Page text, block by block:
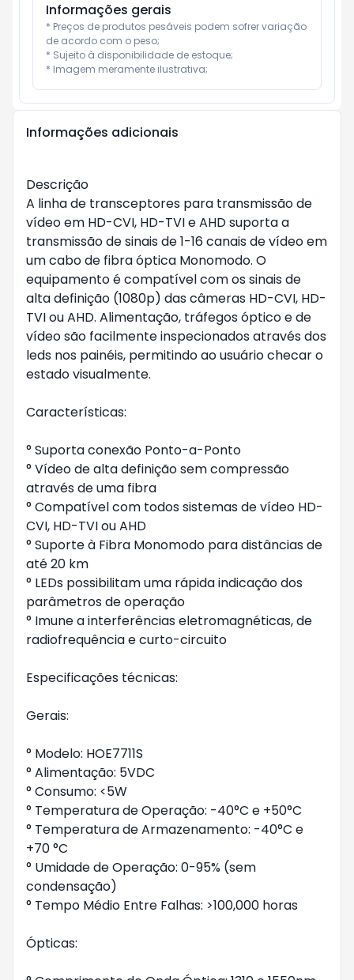
Informações gerais
* Preços de produtos pesáveis podem sofrer variação
de acordo com o peso;
* Sujeito à disponibilidade de estoque;
* Imagem meramente ilustrativa;
Informações adicionais
Descrição
A linha de transceptores para transmissão de
vídeo em HD-CVI, HD-TVI e AHD suporta a
transmissão de sinais de 1-16 canais de vídeo em
um cabo de fibra óptica Monomodo. O
equipamento é compatível com os sinais de
alta definição (1080p) das câmeras HD-CVI, HD-
TVI ou AHD. Alimentação, tráfegos óptico e de
vídeo são facilmente inspecionados através dos
leds nos painéis, permitindo ao usuário checar o
estado visualmente.
Características:
° Suporta conexão Ponto-a-Ponto
° Vídeo de alta definição sem compressão
através de uma fibra
° Compatível com todos sistemas de vídeo HD-
CVI, HD-TVI ou AHD
° Suporte à Fibra Monomodo para distâncias de
até 20 km
° LEDs possibilitam uma rápida indicação dos
parâmetros de operação
° Imune a interferências eletromagnéticas, de
radiofrequência e curto-circuito
Especificações técnicas:
Gerais:
° Modelo: HOE7711S
° Alimentação: 5VDC
° Consumo: <5W
° Temperatura de Operação: -40°C e +50°C
° Temperatura de Armazenamento: -40°C e
+70 °C
° Umidade de Operação: 0-95% (sem
condensação)
° Tempo Médio Entre Falhas: >100,000 horas
Ópticas: